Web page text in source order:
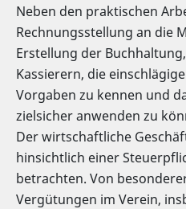
Neben den praktischen
Rechnungsstellung an die
Erstellung der
Kassierern, die
Vorgaben zu kennen und
zielsicher anwenden zu
Der wirtschaftliche
hinsichtlich einer
betrachten. Von
Vergütungen im Verein,